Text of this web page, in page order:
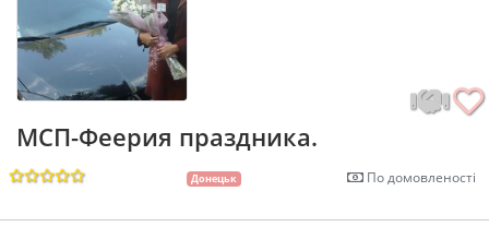
МСП-Феерия праздника.
Донецьк По домовленості